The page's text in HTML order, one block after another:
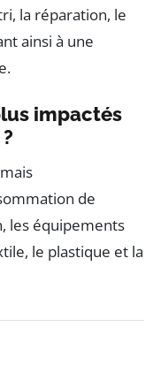
la réparation, le
ainsi à une
impactés
de
les équipements
le plastique et la